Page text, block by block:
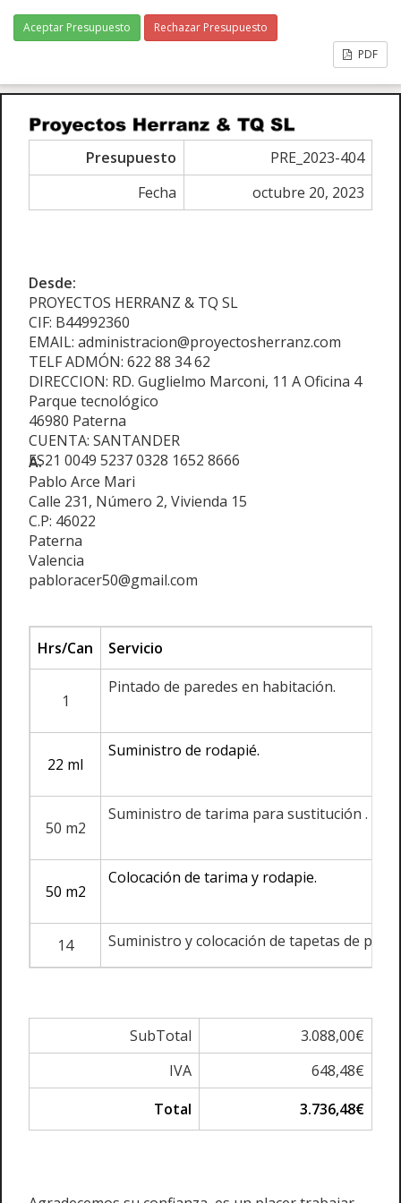
Aceptar Presupuesto
Rechazar Presupuesto
PDF
Presupuesto
PRE_2023-404
Fecha
octubre 20, 2023
Desde:
PROYECTOS HERRANZ & TQ SL
CIF: B44992360
EMAIL: administracion@proyectosherranz.com
TELF ADMÓN: 622 88 34 62
DIRECCION: RD. Guglielmo Marconi, 11 A Oficina 4
Parque tecnológico
46980 Paterna
CUENTA: SANTANDER
ES21 0049 5237 0328 1652 8666
A:
Pablo Arce Mari
Calle 231, Número 2, Vivienda 15
C.P: 46022
Paterna
Valencia
pabloracer50@gmail.com
Hrs/Can Servicio
1
Pintado de paredes en habitación.
22 ml
Suministro de rodapié.
50 m2
Suministro de tarima para sustitución .
50 m2
Colocación de tarima y rodapie.
14 Suministro y colocación de tapetas de
SubTotal
3.088,00€
IVA
648,48€
Total
3.736,48€